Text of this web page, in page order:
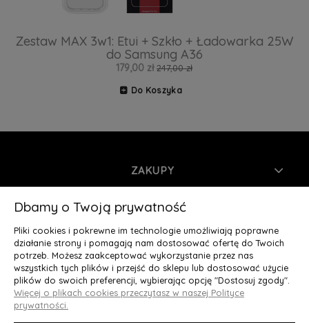
Zestaw MAX 3w1: Etui + Szkło + Ładowarka 25W
do Samsung A36
179,00 zł 247,00 zł
Do Koszyka
ZAKUPY
INFORMACJE
MOJE KONTO
O NAS
Deluxury.pl
Dbamy o Twoją prywatność
Pliki cookies i pokrewne im technologie umożliwiają poprawne
działanie strony i pomagają nam dostosować ofertę do Twoich
potrzeb. Możesz zaakceptować wykorzystanie przez nas
wszystkich tych plików i przejść do sklepu lub dostosować użycie
plików do swoich preferencji, wybierając opcję "Dostosuj zgody".
Więcej o plikach cookies przeczytasz w naszej Polityce
prywatności.